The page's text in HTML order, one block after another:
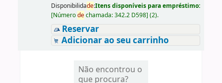
Disponibilidade:Itens disponíveis para empréstimo:
[Númerodechamada:342.2 D598] (2).
Reservar
Adicionar ao seu carrinho
Não encontrou o
que procura?